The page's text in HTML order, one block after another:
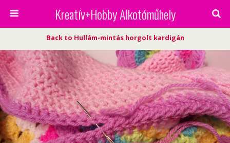
Kreatív+Hobby Alkotóműhely
Back to Hullám-mintás horgolt kardigán